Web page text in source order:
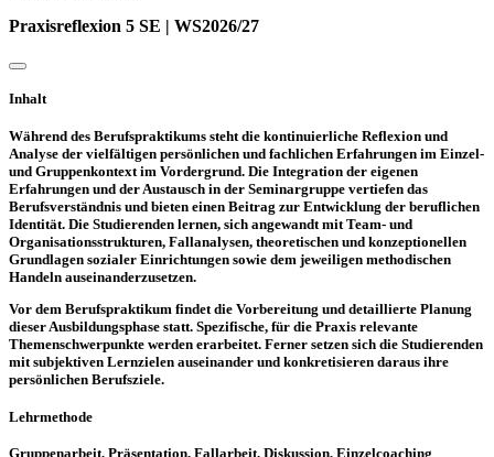
Praxisreflexion 5 SE | WS2026/27
Inhalt
Während des Berufspraktikums steht die kontinuierliche Reflexion und
Analyse der vielfältigen persönlichen und fachlichen Erfahrungen im Einzel-
und Gruppenkontext im Vordergrund. Die Integration der eigenen
Erfahrungen und der Austausch in der Seminargruppe vertiefen das
Berufsverständnis und bieten einen Beitrag zur Entwicklung der beruflichen
Identität. Die Studierenden lernen, sich angewandt mit Team- und
Organisationsstrukturen, Fallanalysen, theoretischen und konzeptionellen
Grundlagen sozialer Einrichtungen sowie dem jeweiligen methodischen
Handeln auseinanderzusetzen.
Vor dem Berufspraktikum findet die Vorbereitung und detaillierte Planung
dieser Ausbildungsphase statt. Spezifische, für die Praxis relevante
Themenschwerpunkte werden erarbeitet. Ferner setzen sich die Studierenden
mit subjektiven Lernzielen auseinander und konkretisieren daraus ihre
persönlichen Berufsziele.
Lehrmethode
Gruppenarbeit, Präsentation, Fallarbeit, Diskussion, Einzelcoaching